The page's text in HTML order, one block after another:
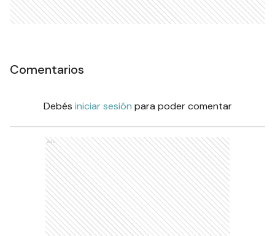
Comentarios
Debés iniciar sesión para poder comentar
Ads